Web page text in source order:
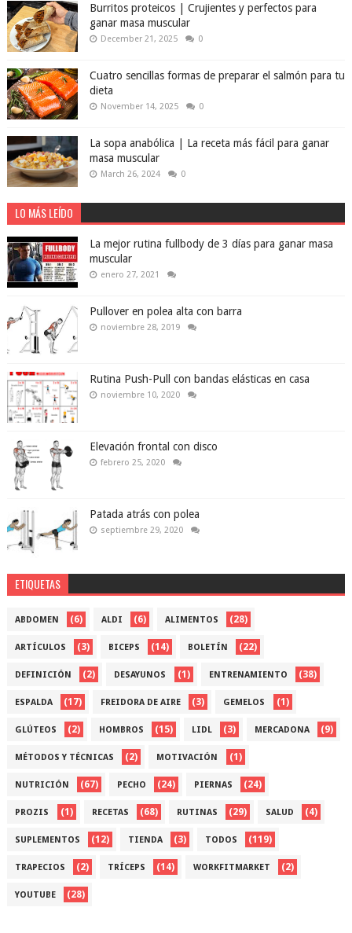
Burritos proteicos | Crujientes y perfectos para
ganar masa muscular
December 21, 2025 0
Cuatro sencillas formas de preparar el salmón para tu
dieta
November 14, 2025 0
La sopa anabólica | La receta más fácil para ganar
masa muscular
March 26, 2024 0
LO MÁS LEÍDO
La mejor rutina fullbody de 3 días para ganar masa
muscular
enero 27, 2021
Pullover en polea alta con barra
noviembre 28, 2019
Rutina Push-Pull con bandas elásticas en casa
noviembre 10, 2020
Elevación frontal con disco
febrero 25, 2020
Patada atrás con polea
septiembre 29, 2020
ETIQUETAS
ABDOMEN (6) ALDI (6) ALIMENTOS (28)
ARTÍCULOS (3) BICEPS (14) BOLETÍN (22)
DEFINICIÓN (2) DESAYUNOS (1) ENTRENAMIENTO (38)
ESPALDA (17) FREIDORA DE AIRE (3) GEMELOS (1)
GLÚTEOS (2) HOMBROS (15) LIDL (3) MERCADONA (9)
MÉTODOS Y TÉCNICAS (2) MOTIVACIÓN (1)
NUTRICIÓN (67) PECHO (24) PIERNAS (24)
PROZIS (1) RECETAS (68) RUTINAS (29) SALUD (4)
SUPLEMENTOS (12) TIENDA (3) TODOS (119)
TRAPECIOS (2) TRÍCEPS (14) WORKFITMARKET (2)
YOUTUBE (28)